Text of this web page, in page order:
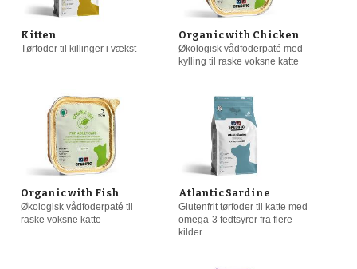
Kitten
Tørfoder til killinger i vækst
Organic with Chicken
Økologisk vådfoderpaté med
kylling til raske voksne katte
Organic with Fish
Økologisk vådfoderpaté til
raske voksne katte
Atlantic Sardine
Glutenfrit tørfoder til katte med
omega-3 fedtsyrer fra flere
kilder